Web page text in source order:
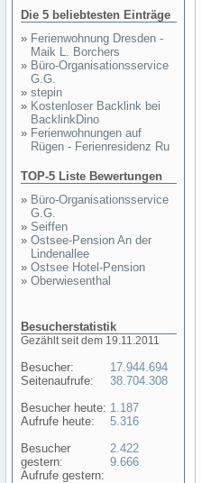
Die 5 beliebtesten Einträge
» Ferienwohnung Dresden -
Maik L. Borchers
» Büro-Organisationsservice
G.G.
» stepin
» Kostenloser Backlink bei
BacklinkDino
» Ferienwohnungen auf
Rügen - Ferienresidenz Ru
TOP-5 Liste Bewertungen
» Büro-Organisationsservice
G.G.
» Seiffen
» Ostsee-Pension An der
Lindenallee
» Ostsee Hotel-Pension
» Oberwiesenthal
Besucherstatistik
Gezählt seit dem 19.11.2011
Besucher:
Seitenaufrufe:
Besucher heute:
Aufrufe heute:
Besucher
gestern:
Aufrufe gestern:
17.944.694
38.704.308
1.187
5.316
2.422
9.666